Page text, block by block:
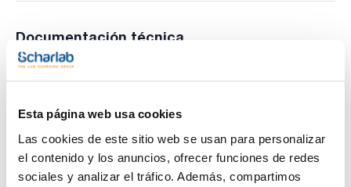
Esta página web usa cookies
Las cookies de este sitio web se usan para personalizar
el contenido y los anuncios, ofrecer funciones de redes
sociales y analizar el tráfico. Además, compartimos
Documentación técnica
TDS / Ficha técnica
descargas
SDS/ Hoja de seguridad
Regístrate para
descargas